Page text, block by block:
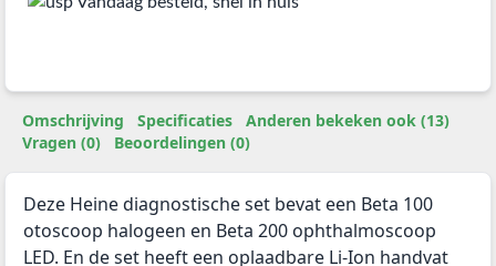
Omschrijving Specificaties
Anderen bekeken ook (13)
Vragen (0)
Beoordelingen (0)
Deze Heine diagnostische set bevat een Beta 100
otoscoop halogeen en Beta 200 ophthalmoscoop
LED. En de set heeft een oplaadbare Li-Ion handvat